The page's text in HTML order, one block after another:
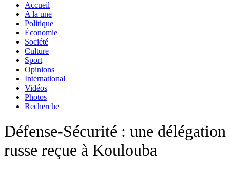
Accueil
A la une
Politique
Économie
Société
Culture
Sport
Opinions
International
Vidéos
Photos
Recherche
Défense-Sécurité : une délégation
russe reçue à Koulouba